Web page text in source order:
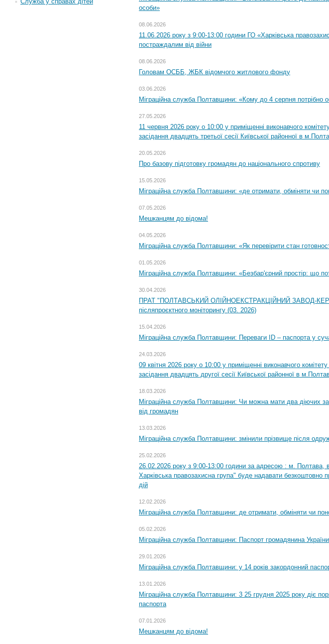
особи»
08.06.2026
11.06.2026 року з 9:00-13:00 години ГО «Харківська
постраждалим від війни
08.06.2026
Головам ОСББ, ЖБК відомчого житлового фонду
03.06.2026
Міграційна служба Полтавщини: «Кому до 4 серпня потрібно
27.05.2026
11 червня 2026 року о 10:00 у приміщенні виконавчого
засідання двадцять третьої сесії Київської районної в
20.05.2026
Про базову підготовку громадян до національного спротиву
15.05.2026
Міграційна служба Полтавщини: «де отримати, обміняти чи
07.05.2026
Мешканцям до відома!
04.05.2026
Міграційна служба Полтавщини: «Як перевірити стан
01.05.2026
Міграційна служба Полтавщини: «Безбар'єрний простір: що
30.04.2026
ПРАТ "ПОЛТАВСЬКИЙ ОЛІЙНОЕКСТРАКЦІЙНИЙ ЗАВОД-
післяпроєктного моніторингу (03. 2026)
15.04.2026
Міграційна служба Полтавщини: Переваги ID – паспорта у
24.03.2026
09 квітня 2026 року о 10:00 у приміщенні виконавчого
засідання двадцять другої сесії Київської районної в
18.03.2026
Міграційна служба Полтавщини: Чи можна мати два діючих
від громадян
13.03.2026
Міграційна служба Полтавщини: змінили прізвище після
25.02.2026
26.02.2026 року з 9:00-13:00 години за адресою : м. Полтава,
Харківська правозахисна група" буде надавати безкоштовно
дій
12.02.2026
Міграційна служба Полтавщини: де отримати, обміняти чи
05.02.2026
Міграційна служба Полтавщини: Паспорт громадянина України
29.01.2026
Міграційна служба Полтавщини: у 14 років закордонний
13.01.2026
Міграційна служба Полтавщини: 3 25 грудня 2025 року діє
паспорта
07.01.2026
Мешканцям до відома!